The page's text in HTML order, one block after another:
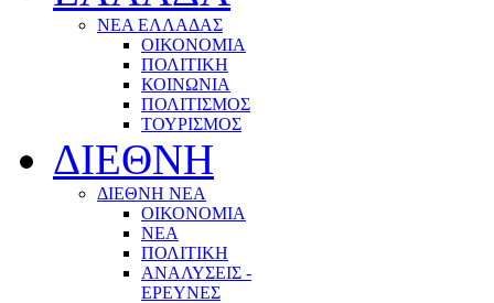
ΝΕΑ ΕΛΛΑΔΑΣ
ΟΙΚΟΝΟΜΙΑ
ΠΟΛΙΤΙΚΗ
ΚΟΙΝΩΝΙΑ
ΠΟΛΙΤΙΣΜΟΣ
ΤΟΥΡΙΣΜΟΣ
ΔΙΕΘΝΗ
ΔΙΕΘΝΗ ΝΕΑ
ΟΙΚΟΝΟΜΙΑ
ΝΕΑ
ΠΟΛΙΤΙΚΗ
ΑΝΑΛΥΣΕΙΣ -
ΕΡΕΥΝΕΣ